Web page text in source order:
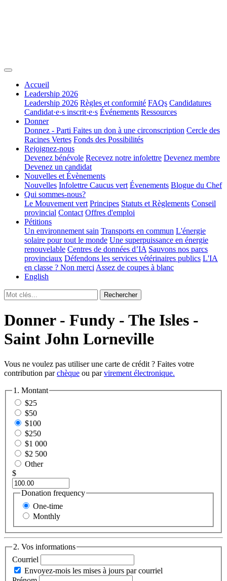
Accueil
Leadership 2026
Leadership 2026 Règles et conformité FAQs Candidatures
Candidat·e·s inscrit·e·s Événements Ressources
Donner
Donnez - Parti Faites un don à une circonscription Cercle des
Racines Vertes Fonds des Possibilités
Rejoignez-nous
Devenez bénévole Recevez notre infolettre Devenez membre
Devenez un candidat
Nouvelles et Évènements
Nouvelles Infolettre Caucus vert Évenements Blogue du Chef
Qui sommes-nous?
Le Mouvement vert Principes Statuts et Règlements Conseil
provincial Contact Offres d'emploi
Pétitions
Un environnement sain Transports en commun L'énergie
solaire pour tout le monde Une superpuissance en énergie
renouvelable Centres de données d’IA Sauvons nos parcs
provinciaux Défendons les services vétérinaires publics L'IA
en classe ? Non merci Assez de coupes à blanc
English
Donner - Fundy - The Isles -
Saint John Lorneville
Vous ne voulez pas utiliser une carte de crédit ? Faites votre
contribution parchèque ou parvirement électronique.
1. Montant
$25
$50
$100
$250
$1 000
$2 500
Other
$
Donation frequency
One-time
Monthly
2. Vos informations
Courriel
Envoyez-mois les mises à jours par courriel